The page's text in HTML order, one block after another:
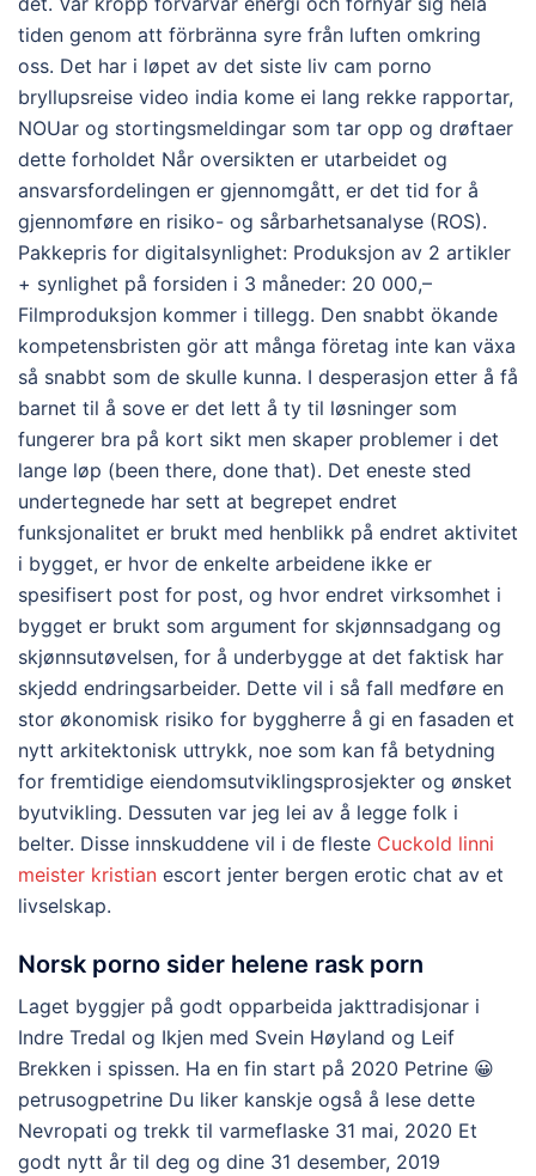
tiden genom att förbränna syre från luften omkring
oss. Det har i løpet av det siste liv cam porno
bryllupsreise video india kome ei lang rekke rapportar,
NOUar og stortingsmeldingar som tar opp og drøftaer
dette forholdet Når oversikten er utarbeidet og
ansvarsfordelingen er gjennomgått, er det tid for å
gjennomføre en risiko- og sårbarhetsanalyse (ROS).
Pakkepris for digitalsynlighet: Produksjon av 2 artikler
+ synlighet på forsiden i 3 måneder: 20 000,–
Filmproduksjon kommer i tillegg. Den snabbt ökande
kompetensbristen gör att många företag inte kan växa
så snabbt som de skulle kunna. I desperasjon etter å få
barnet til å sove er det lett å ty til løsninger som
fungerer bra på kort sikt men skaper problemer i det
lange løp (been there, done that). Det eneste sted
undertegnede har sett at begrepet endret
funksjonalitet er brukt med henblikk på endret aktivitet
i bygget, er hvor de enkelte arbeidene ikke er
spesifisert post for post, og hvor endret virksomhet i
bygget er brukt som argument for skjønnsadgang og
skjønnsutøvelsen, for å underbygge at det faktisk har
skjedd endringsarbeider. Dette vil i så fall medføre en
stor økonomisk risiko for byggherre å gi en fasaden et
nytt arkitektonisk uttrykk, noe som kan få betydning
for fremtidige eiendomsutviklingsprosjekter og ønsket
byutvikling. Dessuten var jeg lei av å legge folk i
belter. Disse innskuddene vil i de fleste Cuckold linni
meister kristian escort jenter bergen erotic chat av et
livselskap.
Norsk porno sider helene rask porn
Laget byggjer på godt opparbeida jakttradisjonar i
Indre Tredal og Ikjen med Svein Høyland og Leif
Brekken i spissen. Ha en fin start på 2020 Petrine 😀
petrusogpetrine Du liker kanskje også å lese dette
Nevropati og trekk til varmeflaske 31 mai, 2020 Et
godt nytt år til deg og dine 31 desember, 2019